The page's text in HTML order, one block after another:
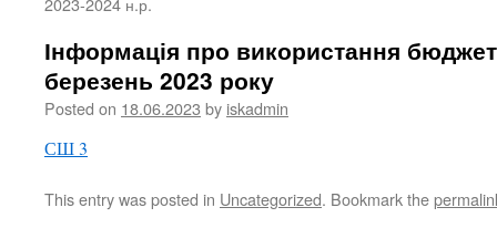
Інформація про використання
березень 2023 року
Posted on 18.06.2023 by iskadmin
СШ 3
This entry was posted in Uncategorized. Bookmark the